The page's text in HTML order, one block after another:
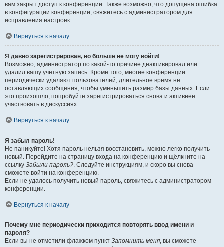
вам закрыт доступ к конференции. Также возможно, что допущена ошибка
в конфигурации конференции, свяжитесь с администратором для
исправления настроек.
Вернуться к началу
Я давно зарегистрирован, но больше не могу войти!
Возможно, администратор по какой-то причине деактивировал или
удалил вашу учётную запись. Кроме того, многие конференции
периодически удаляют пользователей, длительное время не
оставляющих сообщения, чтобы уменьшить размер базы данных. Если
это произошло, попробуйте зарегистрироваться снова и активнее
участвовать в дискуссиях.
Вернуться к началу
Я забыл пароль!
Не паникуйте! Хотя пароль нельзя восстановить, можно легко получить
новый. Перейдите на страницу входа на конференцию и щёлкните на
ссылку Забыли пароль?. Следуйте инструкциям, и скоро вы снова
сможете войти на конференцию.
Если не удалось получить новый пароль, свяжитесь с администратором
конференции.
Вернуться к началу
Почему мне периодически приходится повторять ввод имени и
пароля?
Если вы не отметили флажком пункт Запомнить меня, вы сможете